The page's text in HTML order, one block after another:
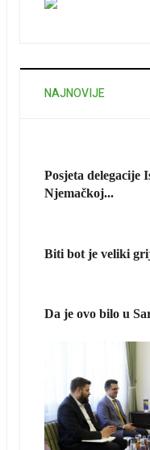
NAJNOVIJE
Posjeta delegacije
Njemačkoj...
Biti bot je veliki
Da je ovo bilo u